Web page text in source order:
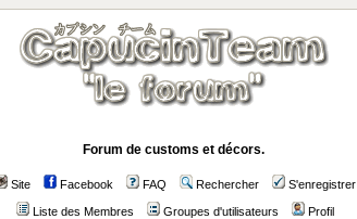
Forum de customs et décors.
Site Facebook FAQ Rechercher S'enregistrer
Liste des Membres Groupes d'utilisateurs Profil